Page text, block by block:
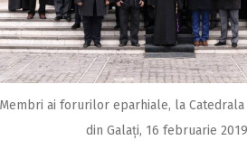
ai forurilor eparhiale, la
din Galați, 16 februarie 2019